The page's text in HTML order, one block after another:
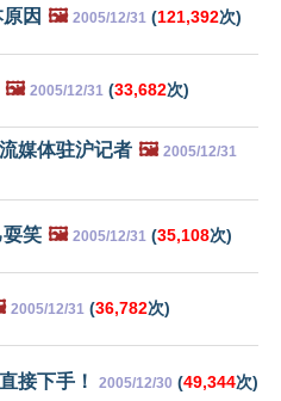
因 🖼️ 2005/12/31 (121,392次)
🖼️ 2005/12/31 (33,682次)
媒体驻沪记者 🖼️ 2005/12/31
笑 🖼️ 2005/12/31 (35,108次)
2005/12/31 (36,782次)
接下手！ 2005/12/30 (49,344次)